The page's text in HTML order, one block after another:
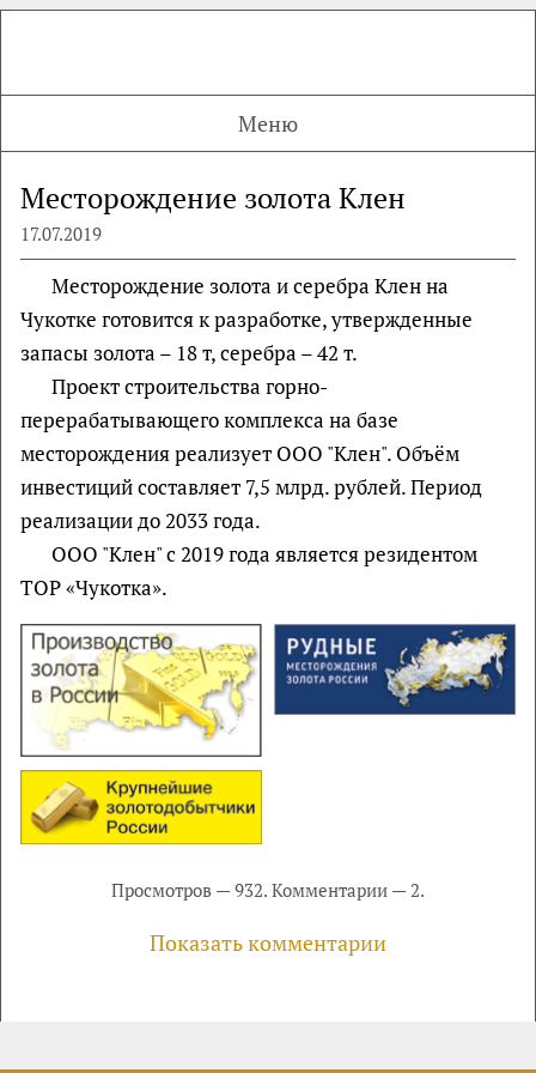
Меню
Месторождение золота Клен
17.07.2019
Месторождение золота и серебра Клен на
Чукотке готовится к разработке, утвержденные
запасы золота – 18 т, серебра – 42 т.
Проект строительства горно-
перерабатывающего комплекса на базе
месторождения реализует ООО "Клен". Объём
инвестиций составляет 7,5 млрд. рублей. Период
реализации до 2033 года.
ООО "Клен" с 2019 года является резидентом
ТОР «Чукотка».
Просмотров — 932. Комментарии — 2.
Показать комментарии